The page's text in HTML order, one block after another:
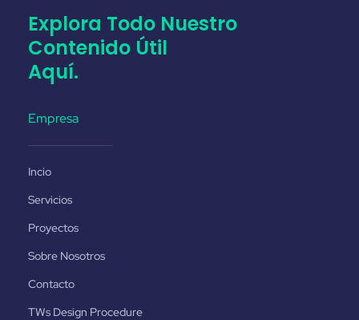
Explora Todo Nuestro
Contenido Útil
Aquí.
Empresa
Incio
Servicios
Proyectos
Sobre Nosotros
Contacto
TWs Design Procedure